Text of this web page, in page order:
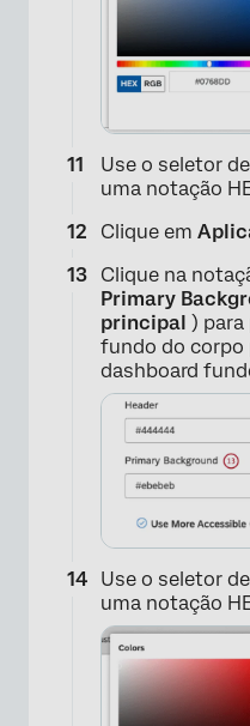
Use o seletor
uma notação
Clique em
Clique na
Primary
principal ) para
fundo do corpo
dashboard
Use o seletor
uma notação